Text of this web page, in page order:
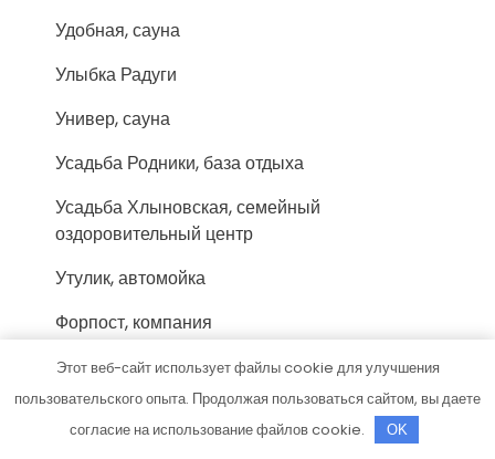
Удобная, сауна
Улыбка Радуги
Универ, сауна
Усадьба Родники, база отдыха
Усадьба Хлыновская, семейный
оздоровительный центр
Утулик, автомойка
Форпост, компания
Хорошая, сауна
Царицынские бани, банный комплекс
Этот веб-сайт использует файлы cookie для улучшения
пользовательского опыта. Продолжая пользоваться сайтом, вы даете
согласие на использование файлов cookie.
OK